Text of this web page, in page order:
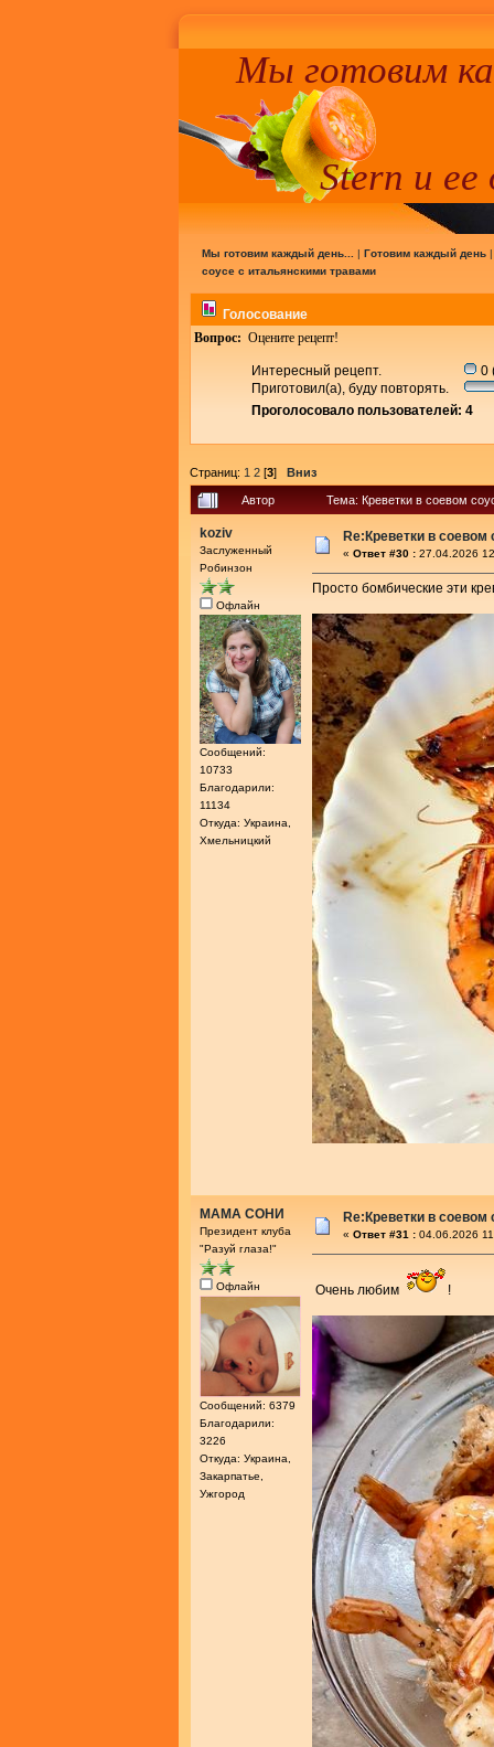
Мы готовим
Stern и ее
Мы готовим каждый день... | Готовим каждый день
соусе с итальянскими травами
Голосование
Вопрос: Оцените рецепт!
Интересный рецепт.
0
Приготовил(а), буду повторять.
Проголосовало пользователей: 4
Страниц: 1 2 [3] Вниз
Автор Тема: Креветки в соевом
koziv
Заслуженный
Робинзон
Офлайн
Сообщений:
10733
Благодарили:
11134
Откуда: Украина,
Хмельницкий
Re:Креветки в
« Ответ #30 : 27.04.2026
Просто бомбические эти
МАМА СОНИ
Президент клуба
"Разуй глаза!"
Офлайн
Сообщений: 6379
Благодарили:
3226
Откуда: Украина,
Закарпатье,
Ужгород
Re:Креветки в
« Ответ #31 : 04.06.2026
Очень любим !